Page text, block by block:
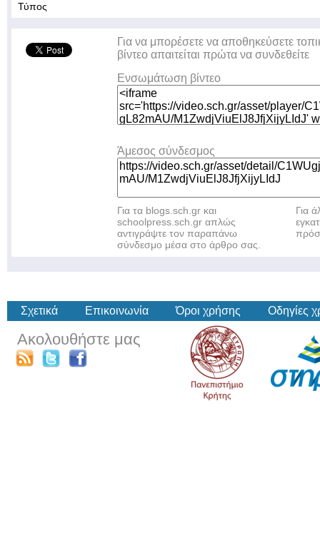
Τύπος
Για να μπορέσετε να αποθηκεύσετε
βίντεο απαιτείται πρώτα να συνδεθείτε
Ενσωμάτωση βίντεο
Άμεσος σύνδεσμος
Για τα blogs.sch.gr και
schoolpress.sch.gr απλώς
αντιγράψτε τον παραπάνω
σύνδεσμο μέσα στο άρθρο σας.
Για
Σχετικά Επικοινωνία Όροι χρήσης Οδηγίες
Ακολουθήστε μας